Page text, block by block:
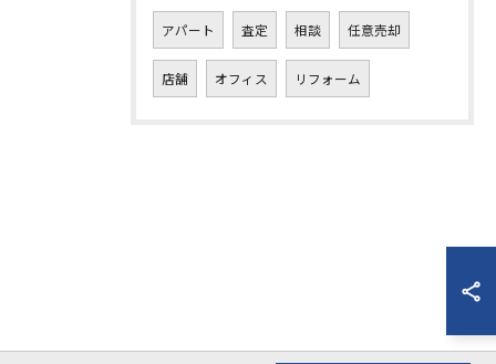
アパート 査定 相談 任意売却
店舗 オフィス リフォーム